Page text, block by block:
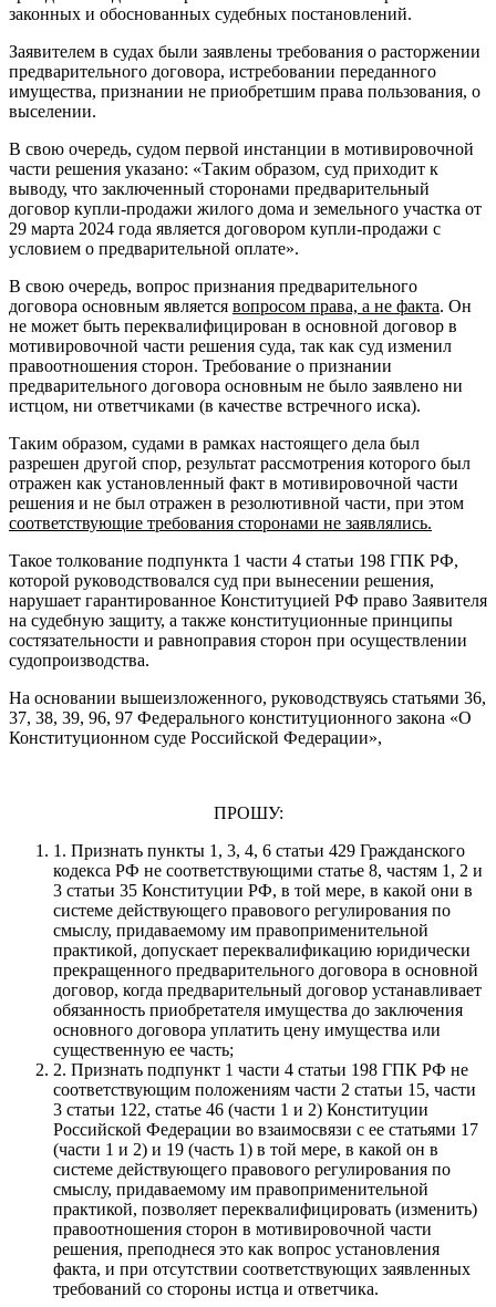
законных и обоснованных судебных постановлений.
Заявителем в судах были заявлены требования о расторжении
предварительного договора, истребовании переданного
имущества, признании не приобретшим права пользования, о
выселении.
В свою очередь, судом первой инстанции в мотивировочной
части решения указано: «Таким образом, суд приходит к
выводу, что заключенный сторонами предварительный
договор купли-продажи жилого дома и земельного участка от
29 марта 2024 года является договором купли-продажи с
условием о предварительной оплате».
В свою очередь, вопрос признания предварительного
договора основным является вопросом права, а не факта. Он
не может быть переквалифицирован в основной договор в
мотивировочной части решения суда, так как суд изменил
правоотношения сторон. Требование о признании
предварительного договора основным не было заявлено ни
истцом, ни ответчиками (в качестве встречного иска).
Таким образом, судами в рамках настоящего дела был
разрешен другой спор, результат рассмотрения которого был
отражен как установленный факт в мотивировочной части
решения и не был отражен в резолютивной части, при этом
соответствующие требования сторонами не заявлялись.
Такое толкование подпункта 1 части 4 статьи 198 ГПК РФ,
которой руководствовался суд при вынесении решения,
нарушает гарантированное Конституцией РФ право Заявителя
на судебную защиту, а также конституционные принципы
состязательности и равноправия сторон при осуществлении
судопроизводства.
На основании вышеизложенного, руководствуясь статьями 36,
37, 38, 39, 96, 97 Федерального конституционного закона «О
Конституционном суде Российской Федерации»,
ПРОШУ:
1. Признать пункты 1, 3, 4, 6 статьи 429 Гражданского
кодекса РФ не соответствующими статье 8, частям 1, 2 и
3 статьи 35 Конституции РФ, в той мере, в какой они в
системе действующего правового регулирования по
смыслу, придаваемому им правоприменительной
практикой, допускает переквалификацию юридически
прекращенного предварительного договора в основной
договор, когда предварительный договор устанавливает
обязанность приобретателя имущества до заключения
основного договора уплатить цену имущества или
существенную ее часть;
2. Признать подпункт 1 части 4 статьи 198 ГПК РФ не
соответствующим положениям части 2 статьи 15, части
3 статьи 122, статье 46 (части 1 и 2) Конституции
Российской Федерации во взаимосвязи с ее статьями 17
(части 1 и 2) и 19 (часть 1) в той мере, в какой он в
системе действующего правового регулирования по
смыслу, придаваемому им правоприменительной
практикой, позволяет переквалифицировать (изменить)
правоотношения сторон в мотивировочной части
решения, преподнеся это как вопрос установления
факта, и при отсутствии соответствующих заявленных
требований со стороны истца и ответчика.